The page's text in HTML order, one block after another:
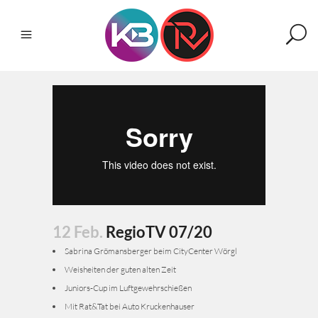
12 Feb. RegioTV 07/20
Sabrina Grömansberger beim CityCenter Wörgl
Weisheiten der guten alten Zeit
Juniors-Cup im Luftgewehrschießen
Mit Rat&Tat bei Auto Kruckenhauser